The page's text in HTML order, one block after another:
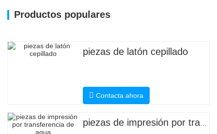
Productos populares
piezas de latón cepillado
Contacta ahora